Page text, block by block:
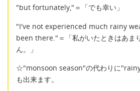
"but fortunately,"＝「でも幸い」
"I've not experienced much rainy
been there."＝「私がいたときはあま
ん。」
☆"monsoon season"の代わりに
も出来ます。